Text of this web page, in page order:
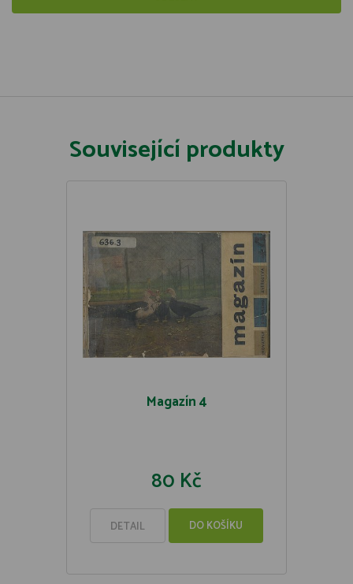
Související produkty
Magazín 4
80 Kč
DETAIL DO KOŠÍKU